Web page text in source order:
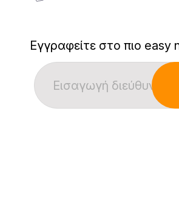
Εγγραφείτε στο πιο easy